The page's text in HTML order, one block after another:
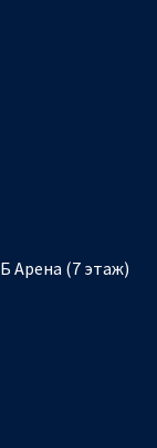
Арена (7 этаж)